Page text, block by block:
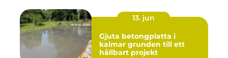
13. jun
Gjuta betongplatta i
kalmar grunden till ett
hållbart projekt